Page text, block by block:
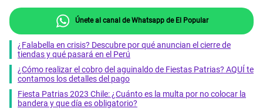
Únete al canal de Whatsapp de El Popular
¿Falabella en crisis? Descubre por qué anuncian el cierre de
tiendas y qué pasará en el Perú
¿Cómo realizar el cobro del aguinaldo de Fiestas Patrias? AQUÍ te
contamos los detalles del pago
Fiesta Patrias 2023 Chile: ¿Cuánto es la multa por no colocar la
bandera y que día es obligatorio?